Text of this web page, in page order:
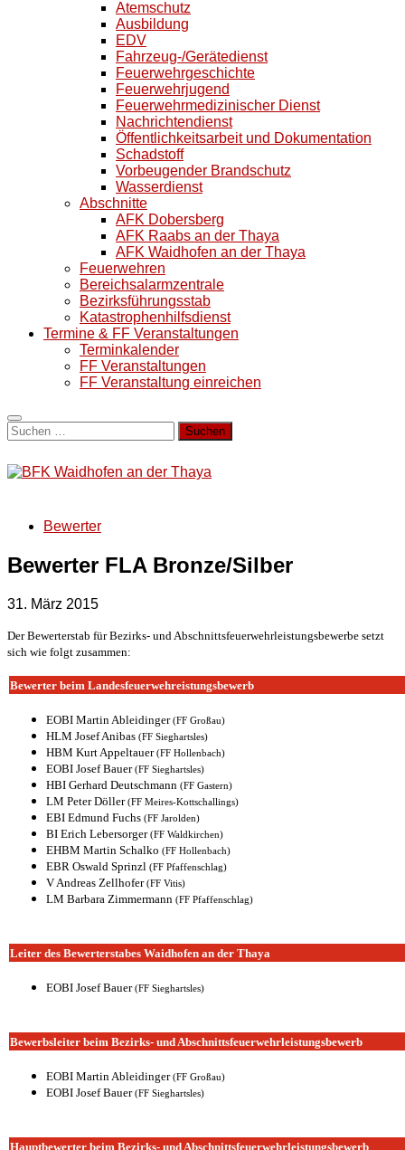
Atemschutz
Ausbildung
EDV
Fahrzeug-/Gerätedienst
Feuerwehrgeschichte
Feuerwehrjugend
Feuerwehrmedizinischer Dienst
Nachrichtendienst
Öffentlichkeitsarbeit und Dokumentation
Schadstoff
Vorbeugender Brandschutz
Wasserdienst
Abschnitte
AFK Dobersberg
AFK Raabs an der Thaya
AFK Waidhofen an der Thaya
Feuerwehren
Bereichsalarmzentrale
Bezirksführungsstab
Katastrophenhilfsdienst
Termine & FF Veranstaltungen
Terminkalender
FF Veranstaltungen
FF Veranstaltung einreichen
Suchen
nach:
Bewerter
Bewerter FLA Bronze/Silber
31. März 2015
Der Bewerterstab für Bezirks- und Abschnittsfeuerwehrleistungsbewerbe setzt
sich wie folgt zusammen:
Bewerter beim Landesfeuerwehreistungsbewerb
EOBI Martin Ableidinger(FF Großau)
HLM Josef Anibas (FF Sieghartsles)
HBM Kurt Appeltauer(FF Hollenbach)
EOBI Josef Bauer(FF Sieghartsles)
HBI Gerhard Deutschmann (FF Gastern)
LM Peter Döller(FF Meires-Kottschallings)
EBI Edmund Fuchs (FF Jarolden)
BI Erich Lebersorger(FF Waldkirchen)
EHBM Martin Schalko (FF Hollenbach)
EBR Oswald Sprinzl (FF Pfaffenschlag)
V Andreas Zellhofer(FF Vitis)
LM Barbara Zimmermann (FF Pfaffenschlag)
Leiter des Bewerterstabes Waidhofen an der Thaya
EOBI Josef Bauer(FF Sieghartsles)
Bewerbsleiter beim Bezirks- und Abschnittsfeuerwehrleistungsbewerb
EOBI Martin Ableidinger(FF Großau)
EOBI Josef Bauer(FF Sieghartsles)
Hauptbewerter beim Bezirks- und Abschnittsfeuerwehrleistungsbewerb